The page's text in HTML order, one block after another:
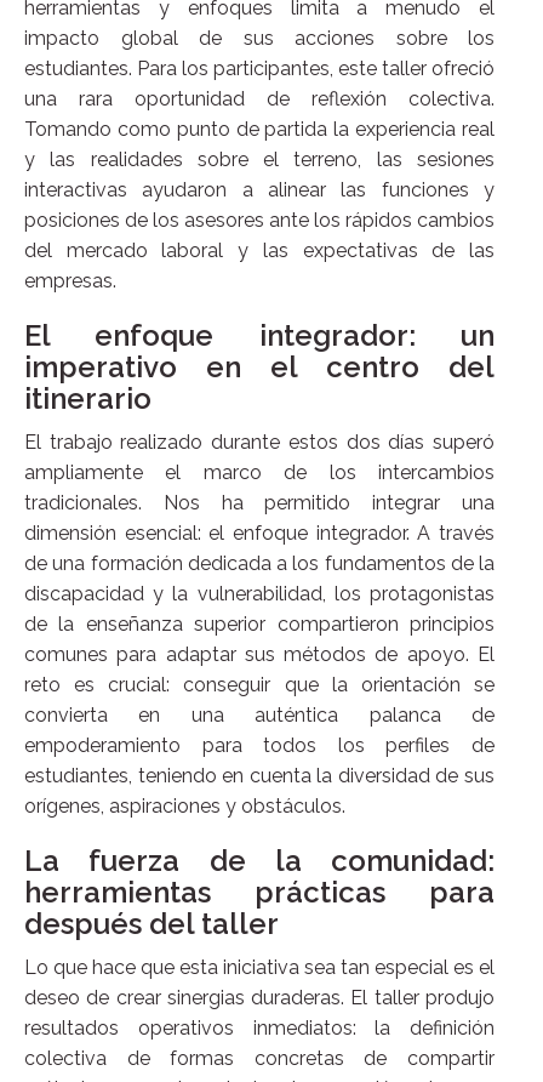
herramientas y enfoques limita a menudo el
impacto global de sus acciones sobre los
estudiantes. Para los participantes, este taller ofreció
una rara oportunidad de reflexión colectiva.
Tomando como punto de partida la experiencia real
y las realidades sobre el terreno, las sesiones
interactivas ayudaron a alinear las funciones y
posiciones de los asesores ante los rápidos cambios
del mercado laboral y las expectativas de las
empresas.
El enfoque integrador: un
imperativo en el centro del
itinerario
El trabajo realizado durante estos dos días superó
ampliamente el marco de los intercambios
tradicionales. Nos ha permitido integrar una
dimensión esencial: el enfoque integrador. A través
de una formación dedicada a los fundamentos de la
discapacidad y la vulnerabilidad, los protagonistas
de la enseñanza superior compartieron principios
comunes para adaptar sus métodos de apoyo. El
reto es crucial: conseguir que la orientación se
convierta en una auténtica palanca de
empoderamiento para todos los perfiles de
estudiantes, teniendo en cuenta la diversidad de sus
orígenes, aspiraciones y obstáculos.
La fuerza de la comunidad:
herramientas prácticas para
después del taller
Lo que hace que esta iniciativa sea tan especial es el
deseo de crear sinergias duraderas. El taller produjo
resultados operativos inmediatos: la definición
colectiva de formas concretas de compartir